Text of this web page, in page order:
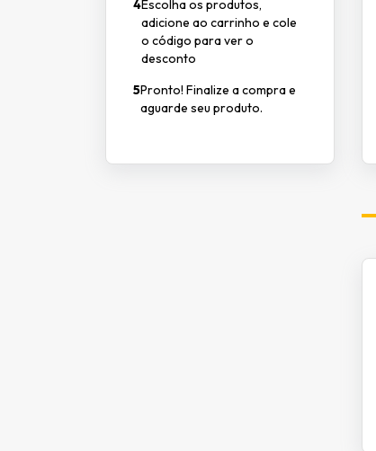
4Escolha os produtos,
adicione ao carrinho e cole
o código para ver o
desconto
5Pronto! Finalize a compra e
aguarde seu produto.